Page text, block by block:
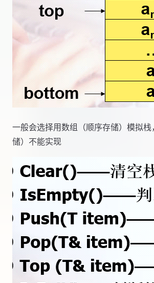
一般会选择用数组（顺序存储）模拟
储）不能实现